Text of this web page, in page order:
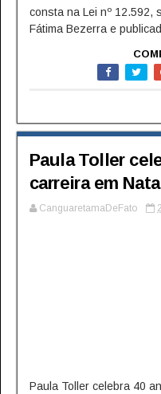
consta na Lei nº 12.592,
Fátima Bezerra e
Paula Toller
carreira em
CanguaretamaDeFato
Paula Toller celebra 40